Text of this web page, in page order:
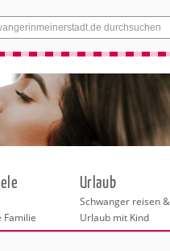
Menü
Familie
Urlaub
Schwanger reisen &
Urlaub mit Kind